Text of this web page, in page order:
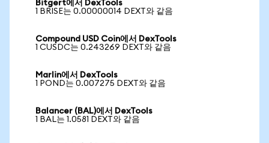
Bitgert에서 DexTools
1 BRISE는 0.00000014 DEXT와 같음
Compound USD Coin에서 DexTools
1 CUSDC는 0.243269 DEXT와 같음
Marlin에서 DexTools
1 POND는 0.007275 DEXT와 같음
Balancer (BAL)에서 DexTools
1 BAL는 1.0581 DEXT와 같음